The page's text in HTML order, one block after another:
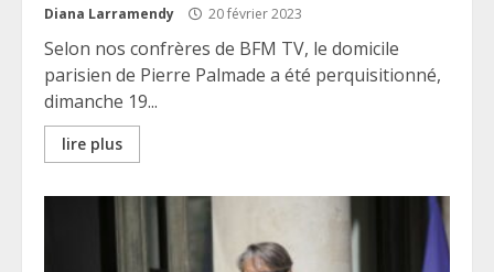
Diana Larramendy 20 février 2023
Selon nos confrères de BFM TV, le domicile
parisien de Pierre Palmade a été perquisitionné,
dimanche 19...
lire plus